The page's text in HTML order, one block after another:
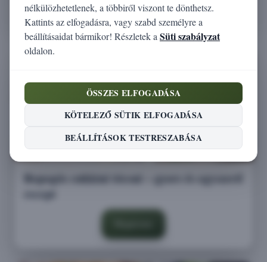
Megnézem
Ropogós cukkini tócsni – gyors és egyszerű
recept
nélkülözhetetlenek, a többiről viszont te dönthetsz.
Kattints az elfogadásra, vagy szabd személyre a
beállításaidat bármikor! Részletek a Süti szabályzat
oldalon.
ÖSSZES ELFOGADÁSA
KÖTELEZŐ SÜTIK ELFOGADÁSA
BEÁLLÍTÁSOK TESTRESZABÁSA